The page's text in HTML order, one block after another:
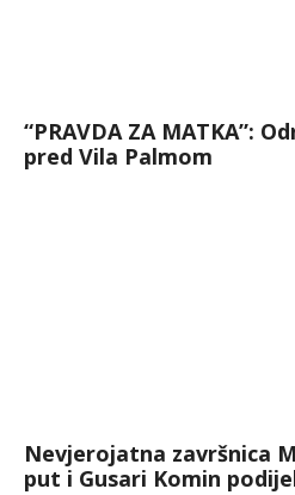
“PRAVDA ZA MATKA”:
pred Vila Palmom
Nevjerojatna završnica
put i Gusari Komin